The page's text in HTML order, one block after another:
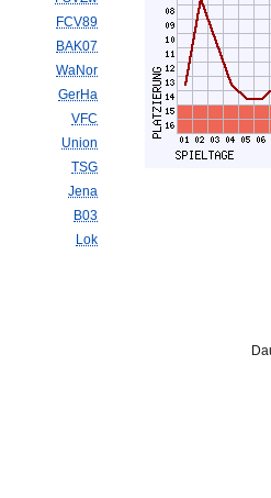
FCV89
BAK07
WaNor
GerHa
VFC
Union
TSG
Jena
B03
Lok